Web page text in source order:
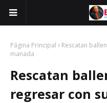
Página Principal
Rescatan
manada
Rescatan
regresar con